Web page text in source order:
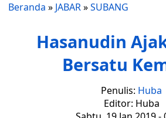
Beranda » JABAR»SUBANG
Hasanudin
Bersatu
Penulis: Huba
Editor: Huba